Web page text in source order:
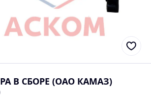
В СБОРЕ (ОАО КАМАЗ)